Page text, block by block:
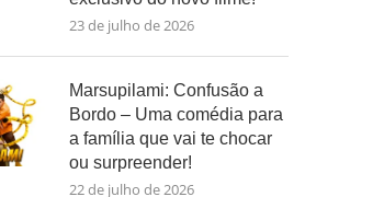
23 de julho de 2026
Marsupilami: Confusão a
Bordo – Uma comédia para
a família que vai te chocar
ou surpreender!
22 de julho de 2026